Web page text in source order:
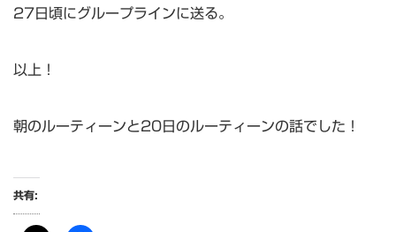
27日頃にグループラインに送る。
以上！
朝のルーティーンと20日のルーティーンの話でした！
共有: